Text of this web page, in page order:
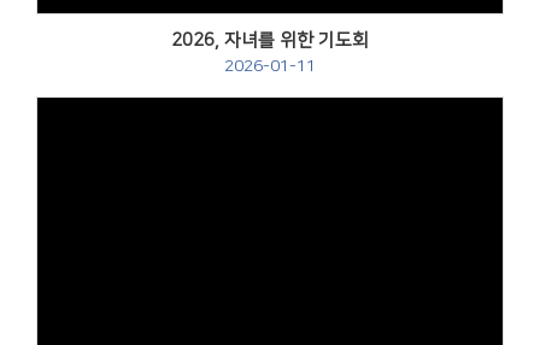
2026, 자녀를 위한 기도회
2026-01-11